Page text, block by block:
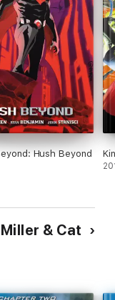
Hush Beyond
& Cat